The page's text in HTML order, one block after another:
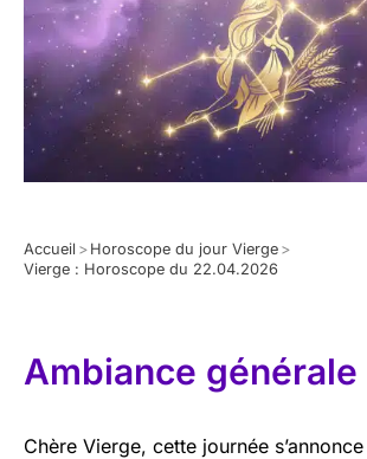
Accueil > Horoscope du jour Vierge >
Vierge : Horoscope du 22.04.2026
Ambiance
Chère Vierge, cette journée